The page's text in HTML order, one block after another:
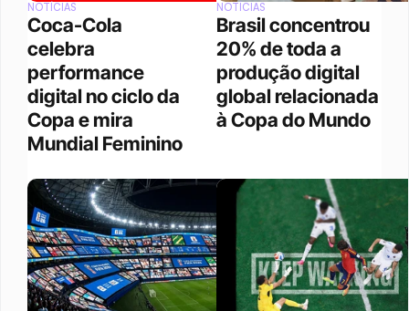
NOTÍCIAS
Coca-Cola
celebra
performance
digital no ciclo da
Copa e mira
Mundial Feminino
NOTÍCIAS
Brasil concentrou
20% de toda a
produção digital
global relacionada
à Copa do Mundo